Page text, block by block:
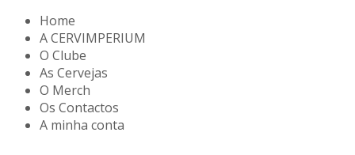
Home
A CERVIMPERIUM
O Clube
As Cervejas
O Merch
Os Contactos
A minha conta